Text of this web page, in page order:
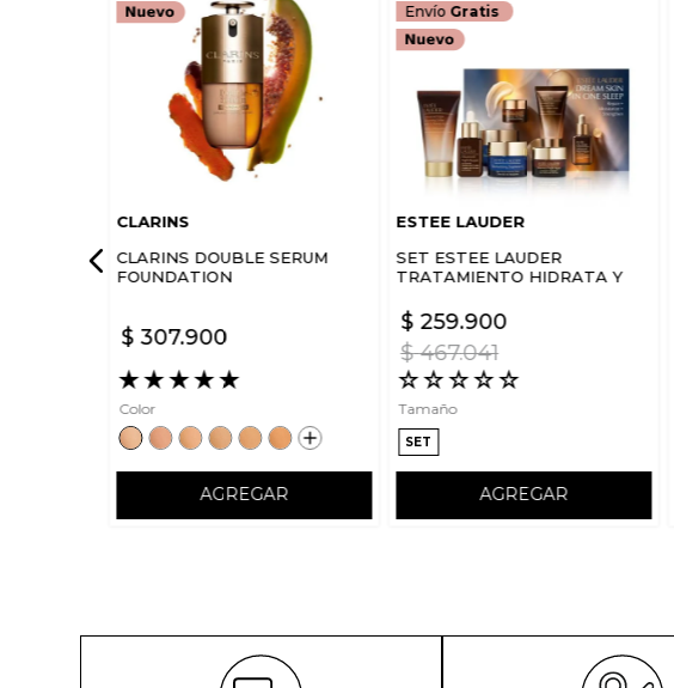
CLARINS
CLARINS DOUBLE SERUM
FOUNDATION
$ 307.900
★★★★★
Color
AGREGAR
Envío Gratis
ESTEE LAUDER
SET ESTEE LAUDER
TRATAMIENTO HIDRATA Y
SKIN IN ONE SLEEP
$ 467.041
$ 259.900
☆☆☆☆☆
Tamaño
SET
AGREGAR